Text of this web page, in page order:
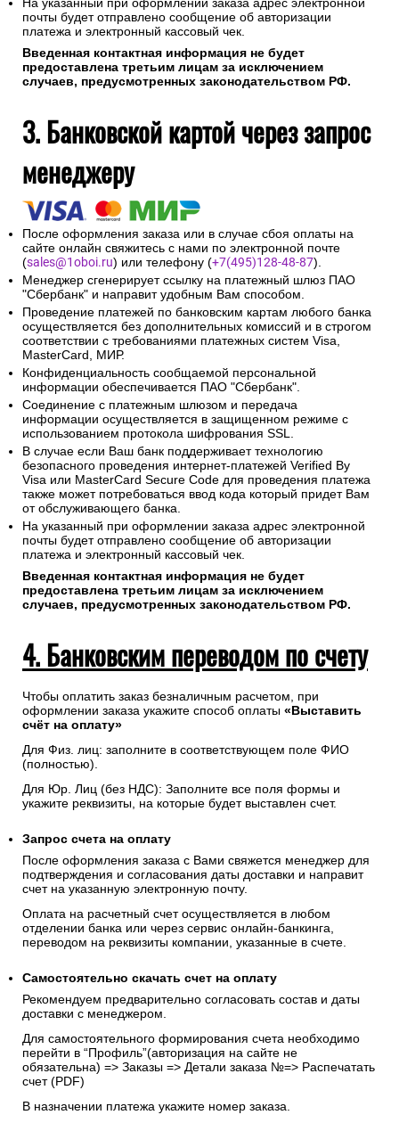
На указанный при оформлении заказа адрес электронной
почты будет отправлено сообщение об авторизации
платежа и электронный кассовый чек.
Введенная контактная информация не будет
предоставлена третьим лицам за исключением
случаев, предусмотренных законодательством РФ.
3. Банковской картой через запрос
менеджеру
После оформления заказа или в случае сбоя оплаты на
сайте онлайн свяжитесь с нами по электронной почте
(sales@1oboi.ru) или телефону (+7(495)128-48-87).
Менеджер сгенерирует ссылку на платежный шлюз ПАО
"Сбербанк" и направит удобным Вам способом.
Проведение платежей по банковским картам любого банка
осуществляется без дополнительных комиссий и в строгом
соответствии с требованиями платежных систем Visa,
MasterCard, МИР.
Конфиденциальность сообщаемой персональной
информации обеспечивается ПАО "Сбербанк".
Соединение с платежным шлюзом и передача
информации осуществляется в защищенном режиме с
использованием протокола шифрования SSL.
В случае если Ваш банк поддерживает технологию
безопасного проведения интернет-платежей Verified By
Visa или MasterCard Secure Code для проведения платежа
также может потребоваться ввод кода который придет Вам
от обслуживающего банка.
На указанный при оформлении заказа адрес электронной
почты будет отправлено сообщение об авторизации
платежа и электронный кассовый чек.
Введенная контактная информация не будет
предоставлена третьим лицам за исключением
случаев, предусмотренных законодательством РФ.
4. Банковским переводом по счету
Чтобы оплатить заказ безналичным расчетом, при
оформлении заказа укажите способ оплаты «Выставить
счёт на оплату»
Для Физ. лиц: заполните в соответствующем поле ФИО
(полностью).
Для Юр. Лиц (без НДС): Заполните все поля формы и
укажите реквизиты, на которые будет выставлен счет.
Запрос счета на оплату
После оформления заказа с Вами свяжется менеджер для
подтверждения и согласования даты доставки и направит
счет на указанную электронную почту.
Оплата на расчетный счет осуществляется в любом
отделении банка или через сервис онлайн-банкинга,
переводом на реквизиты компании, указанные в счете.
Самостоятельно скачать счет на оплату
Рекомендуем предварительно согласовать состав и даты
доставки с менеджером.
Для самостоятельного формирования счета необходимо
перейти в “Профиль”(авторизация на сайте не
обязательна) => Заказы => Детали заказа №=> Распечатать
счет (PDF)
В назначении платежа укажите номер заказа.